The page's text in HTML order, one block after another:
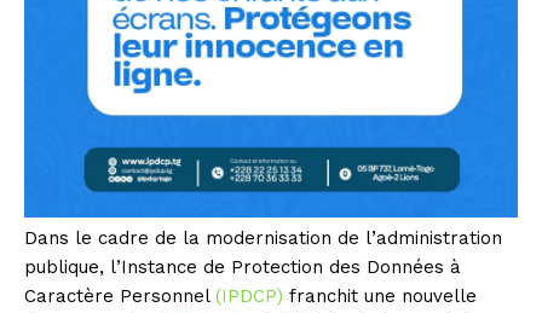
Dans le cadre de la modernisation de l’administration
publique, l’Instance de Protection des Données à
Caractère Personnel (IPDCP) franchit une nouvelle